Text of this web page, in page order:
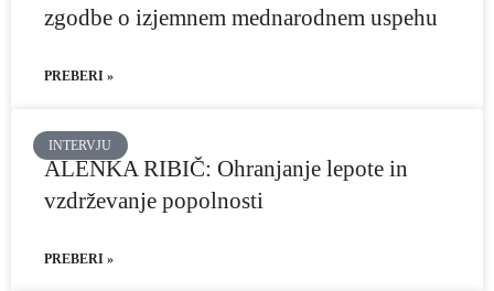
zgodbe o izjemnem mednarodnem uspehu
PREBERI »
INTERVJU
ALENKA RIBIČ: Ohranjanje lepote in
vzdrževanje popolnosti
PREBERI »